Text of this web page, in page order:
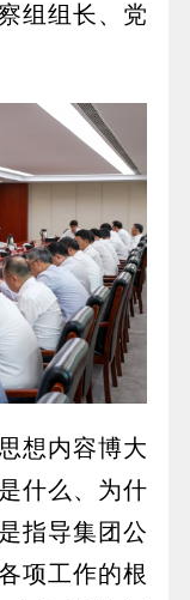
组组长、党
想内容博大
什么、为什
指导集团公
项工作的根